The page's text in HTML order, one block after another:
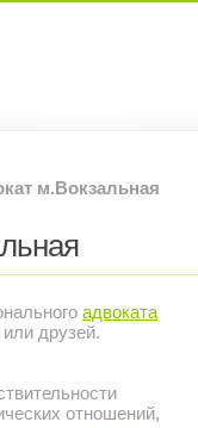
м.Вокзальная
адвоката
друзей.
отношений,